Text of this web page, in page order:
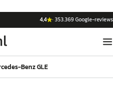
4,4 ·353.369Google-reviews
Benz GLE